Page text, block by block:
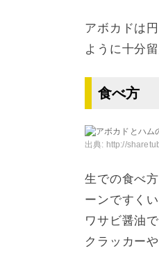
アボカドは
ように十分
食べ方
出典: http://
生での食べ
ーンですく
ワサビ醤油
クラッカー